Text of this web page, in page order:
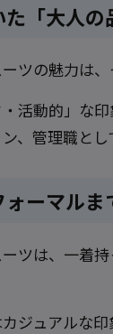
「大人の
ツの魅力は
活動的」な
、管理職と
ーマルま
ツは、一着
ジュアルな